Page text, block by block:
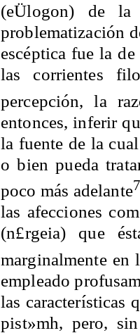
(eÜlogon) de la
problematización
escéptica fue la
las corrientes
percepción, la
entonces, inferir
la fuente de la
o bien pueda
poco más adelante
las afecciones
(n£rgeia) que
marginalmente en
empleado
las características
pist»mh, pero,